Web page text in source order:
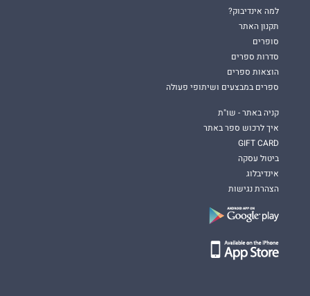
למה אינדיבוק?
תקנון האתר
סופרים
סדרות ספרים
הוצאות ספרים
ספרים במבצעים ושיתופי פעולה
קניה באתר - שו"ת
איך לרכוש ספר באתר
GIFT CARD
ביטול עסקה
אינדיבלוג
הצהרת נגישות